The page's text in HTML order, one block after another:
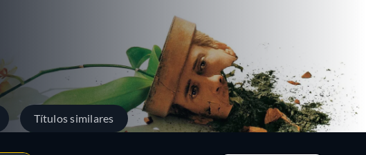
Títulos similares